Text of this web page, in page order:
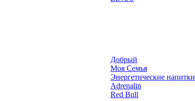
Добрый
Моя Семья
Энергетические напитки
Adrenalin
Red Bull